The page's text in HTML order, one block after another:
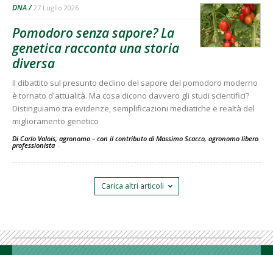
DNA 27 Luglio 2026
Pomodoro senza sapore? La
genetica racconta una storia
diversa
Il dibattito sul presunto declino del sapore del pomodoro moderno
è tornato d'attualità. Ma cosa dicono davvero gli studi scientifici?
Distinguiamo tra evidenze, semplificazioni mediatiche e realtà del
miglioramento genetico
Di Carlo Valois, agronomo – con il contributo di Massimo Scacco, agronomo libero
professionista -
Carica altri articoli